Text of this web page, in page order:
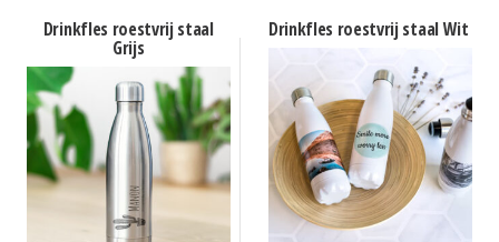
Drinkfles roestvrij staal
Grijs
Drinkfles roestvrij staal Wit